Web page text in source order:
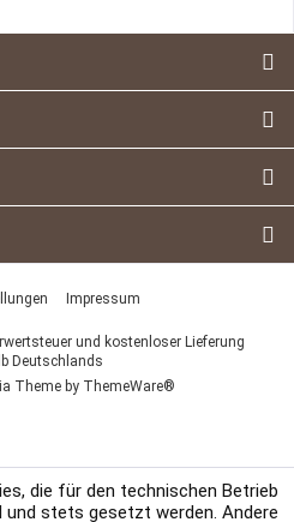
Impressum
und kostenloser Lieferung
Deutschlands
Theme by ThemeWare®
die für den technischen Betrieb
stets gesetzt werden. Andere